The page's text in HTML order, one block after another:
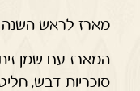
מארז לראש השנה
סוכריות דבש,